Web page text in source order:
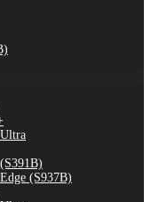
(S937B)